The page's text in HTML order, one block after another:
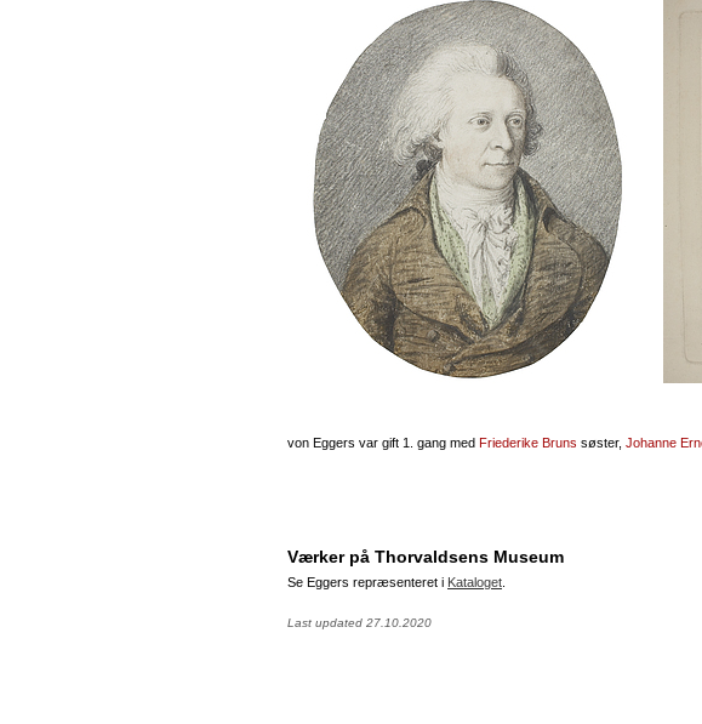
von Eggers var gift 1. gang med Friederike Bruns søster, Johanne
Værker på Thorvaldsens Museum
Se Eggers repræsenteret i Kataloget
Last updated 27.10.2020